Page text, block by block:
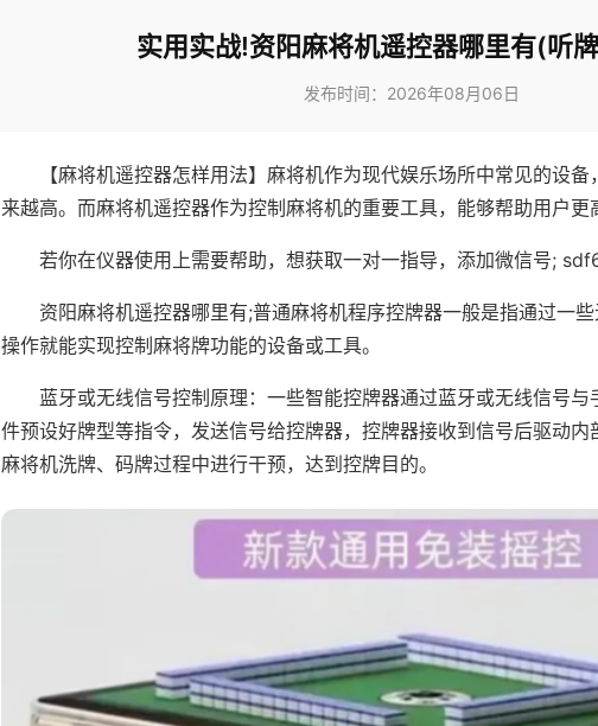
实用实战!资阳麻将机遥控器哪里有(听
发布时间：2026年08月06日
【麻将机遥控器怎样用法】麻将机作为现代娱乐场所中常见的设
来越高。而麻将机遥控器作为控制麻将机的重要工具，能够帮助用户更
若你在仪器使用上需要帮助，想获取一对一指导，添加微信号;
资阳麻将机遥控器哪里有;普通麻将机程序控牌器一般是指通过一
操作就能实现控制麻将牌功能的设备或工具。
蓝牙或无线信号控制原理：一些智能控牌器通过蓝牙或无线信号
件预设好牌型等指令，发送信号给控牌器，控牌器接收到信号后驱动
麻将机洗牌、码牌过程中进行干预，达到控牌目的。